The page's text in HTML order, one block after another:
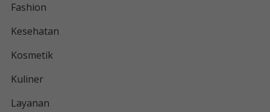
Fashion
Kesehatan
Kosmetik
Kuliner
Layanan